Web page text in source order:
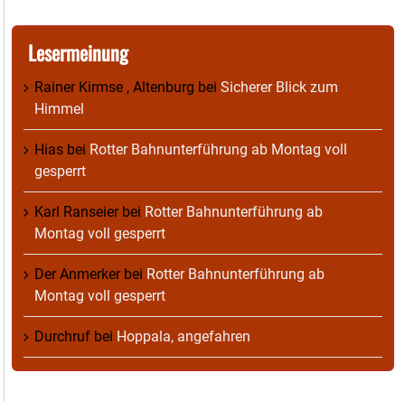
Lesermeinung
Rainer Kirmse , Altenburg bei Sicherer Blick zum
Himmel
Hias bei Rotter Bahnunterführung ab Montag voll
gesperrt
Karl Ranseierbei Rotter Bahnunterführung ab
Montag voll gesperrt
Der Anmerkerbei Rotter Bahnunterführung ab
Montag voll gesperrt
Durchruf bei Hoppala, angefahren